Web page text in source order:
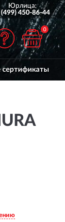
ГАРАНТИЯ
Юрлица:
(499) 450-86-44
0